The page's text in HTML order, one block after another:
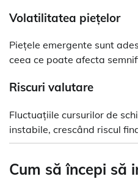
Volatilitatea piețelor
Piețele emergente sunt
ceea ce poate afecta
Riscuri valutare
Fluctuațiile cursurilor de
instabile, crescând riscul
Cum să începi să